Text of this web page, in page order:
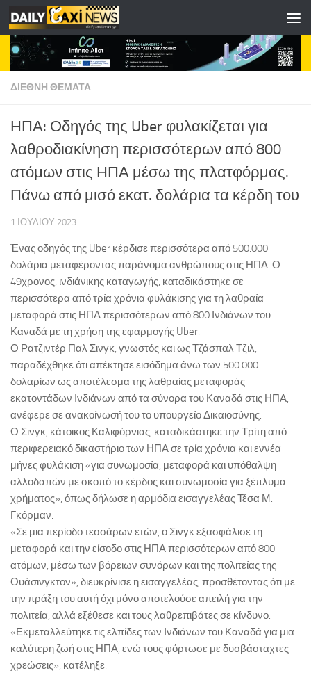
Skip to content
ΔΙΕΘΝΗ ΘΕΜΑΤΑ
ΗΠΑ: Οδηγός της Uber φυλακίζεται για
λαθροδιακίνηση περισσότερων από 800
ατόμων στις ΗΠΑ μέσω της πλατφόρμας.
Πάνω από μισό εκατ. δολάρια τα κέρδη του
1 ΙΟΥΛΊΟΥ 2023
Ένας οδηγός της Uber κέρδισε περισσότερα από 500.000
δολάρια μεταφέροντας παράνομα ανθρώπους στις ΗΠΑ. Ο
49χρονος, ινδιάνικης καταγωγής, καταδικάστηκε σε
περισσότερα από τρία χρόνια φυλάκισης για τη λαθραία
μεταφορά στις ΗΠΑ περισσότερων από 800 Ινδιάνων του
Καναδά με τη χρήση της εφαρμογής Uber.
Ο Ρατζιντέρ Παλ Σινγκ, γνωστός και ως Τζάσπαλ Τζιλ,
παραδέχθηκε ότι απέκτησε εισόδημα άνω των 500.000
δολαρίων ως αποτέλεσμα της λαθραίας μεταφοράς
εκατοντάδων Ινδιάνων από τα σύνορα του Καναδά στις ΗΠΑ,
ανέφερε σε ανακοίνωσή του το υπουργείο Δικαιοσύνης.
Ο Σινγκ, κάτοικος Καλιφόρνιας, καταδικάστηκε την Τρίτη από
περιφερειακό δικαστήριο των ΗΠΑ σε τρία χρόνια και εννέα
μήνες φυλάκιση «για συνωμοσία, μεταφορά και υπόθαλψη
αλλοδαπών με σκοπό το κέρδος και συνωμοσία για ξέπλυμα
χρήματος», όπως δήλωσε η αρμόδια εισαγγελέας Τέσα Μ.
Γκόρμαν.
«Σε μια περίοδο τεσσάρων ετών, ο Σινγκ εξασφάλισε τη
μεταφορά και την είσοδο στις ΗΠΑ περισσότερων από 800
ατόμων, μέσω των βόρειων συνόρων και της πολιτείας της
Ουάσινγκτον», διευκρίνισε η εισαγγελέας, προσθέτοντας ότι με
την πράξη του αυτή όχι μόνο αποτελούσε απειλή για την
πολιτεία, αλλά εξέθεσε και τους λαθρεπιβάτες σε κίνδυνο.
«Εκμεταλλεύτηκε τις ελπίδες των Ινδιάνων του Καναδά για μια
καλύτερη ζωή στις ΗΠΑ, ενώ τους φόρτωσε με δυσβάσταχτες
χρεώσεις», κατέληξε.